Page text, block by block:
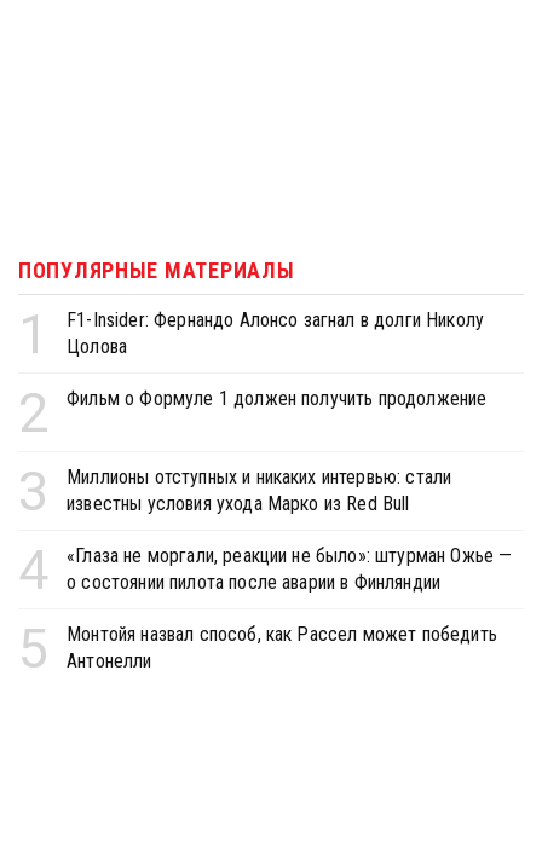
ПОПУЛЯРНЫЕ МАТЕРИАЛЫ
1
F1-Insider: Фернандо Алонсо загнал в долги Николу
Цолова
2 Фильм о Формуле 1 должен получить продолжение
3
Миллионы отступных и никаких интервью: стали
известны условия ухода Марко из Red Bull
4
«Глаза не моргали, реакции не было»: штурман Ожье —
о состоянии пилота после аварии в Финляндии
5
Монтойя назвал способ, как Рассел может победить
Антонелли